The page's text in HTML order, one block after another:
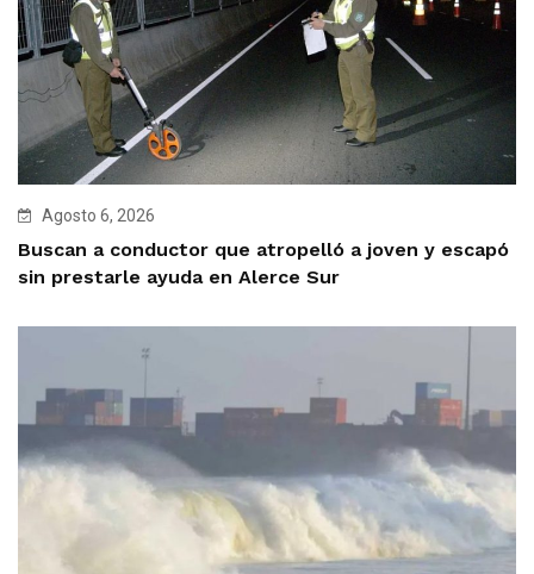
Agosto 6, 2026
Buscan a conductor que atropelló a joven y escapó
sin prestarle ayuda en Alerce Sur